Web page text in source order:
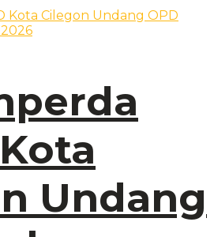
Undang